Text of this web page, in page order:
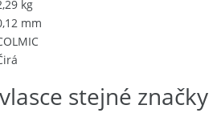
kg
mm
stejné značky